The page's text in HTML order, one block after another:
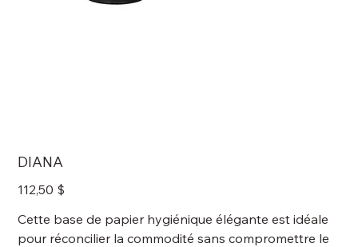
DIANA
Prix
112,50 $
Cette base de papier hygiénique élégante est idéale
pour réconcilier la commodité sans compromettre le